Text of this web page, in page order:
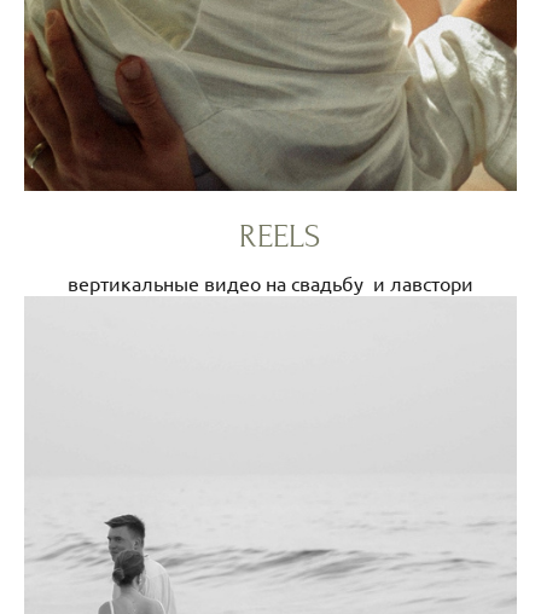
REELS
вертикальные видео на свадьбу и лавстори